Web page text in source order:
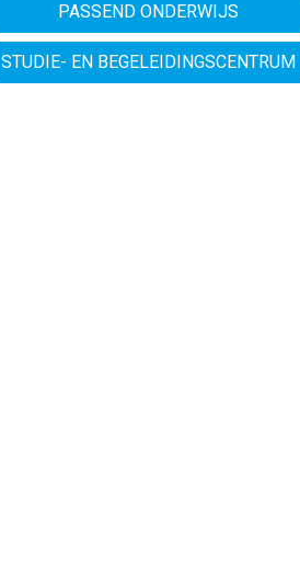
PASSEND ONDERWIJS
STUDIE- EN BEGELEIDINGSCENTRUM